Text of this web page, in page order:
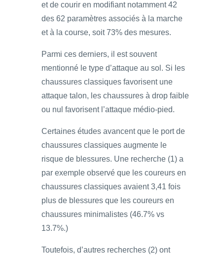
et de courir en modifiant notamment 42
des 62 paramètres associés à la marche
et à la course, soit 73% des mesures.
Parmi ces derniers, il est souvent
mentionné le type d’attaque au sol. Si les
chaussures classiques favorisent une
attaque talon, les chaussures à drop faible
ou nul favorisent l’attaque médio-pied.
Certaines études avancent que le port de
chaussures classiques augmente le
risque de blessures. Une recherche (1) a
par exemple observé que les coureurs en
chaussures classiques avaient 3,41 fois
plus de blessures que les coureurs en
chaussures minimalistes (46.7% vs
13.7%.)
Toutefois, d’autres recherches (2) ont